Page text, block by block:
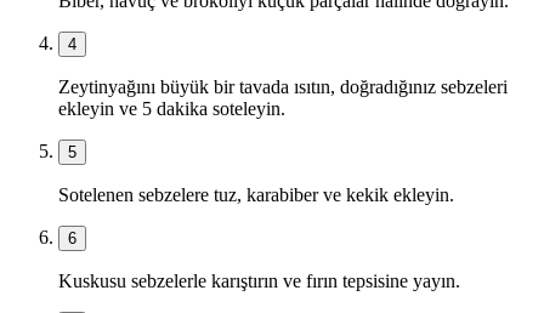
4
Zeytinyağını büyük bir tavada ısıtın, doğradığınız sebzeleri
ekleyin ve 5 dakika soteleyin.
5
Sotelenen sebzelere tuz, karabiber ve kekik ekleyin.
6
Kuskusu sebzelerle karıştırın ve fırın tepsisine yayın.